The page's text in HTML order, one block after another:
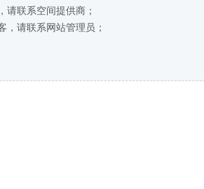
请联系空间提供商；
，请联系网站管理员；